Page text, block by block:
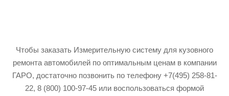
Чтобы заказать Измерительную систему для кузовного
ремонта автомобилей по оптимальным ценам в компании
ГАРО, достаточно позвонить по телефону +7(495) 258-81-
22, 8 (800) 100-97-45 или воспользоваться формой